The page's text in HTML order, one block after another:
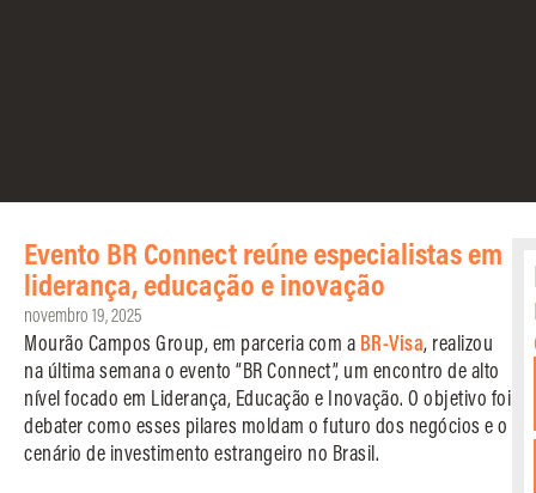
Evento BR Connect reúne especialistas em
liderança, educação e inovação
novembro 19, 2025
Mourão Campos Group, em parceria com a BR-Visa, realizou
na última semana o evento “BR Connect”, um encontro de alto
nível focado em Liderança, Educação e Inovação. O objetivo foi
debater como esses pilares moldam o futuro dos negócios e o
cenário de investimento estrangeiro no Brasil.